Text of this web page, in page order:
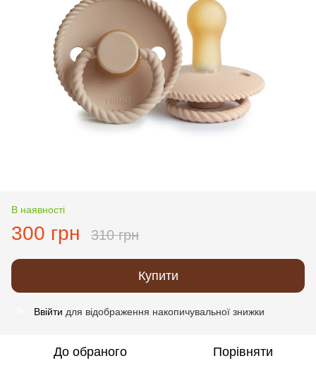
В наявності
300 грн 310 грн
Купити
Ввійти для відображення накопичувальної знижки
До обраного Порівняти